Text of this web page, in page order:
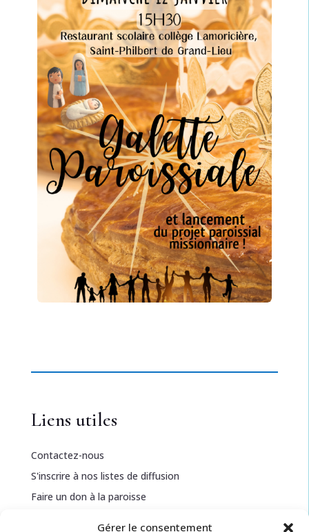
Gérer le consentement
Liens utiles
Contactez-nous
S'inscrire à nos listes de diffusion
Faire un don à la paroisse